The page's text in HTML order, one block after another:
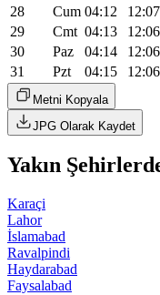
28
Cum 04:12 12:07
29
Cmt 04:13 12:06
30
Paz 04:14 12:06
31
Pzt 04:15 12:06
Metni Kopyala
JPG Olarak Kaydet
Yakın
Karaçi
Lahor
İslamabad
Ravalpindi
Haydarabad
Faysalabad